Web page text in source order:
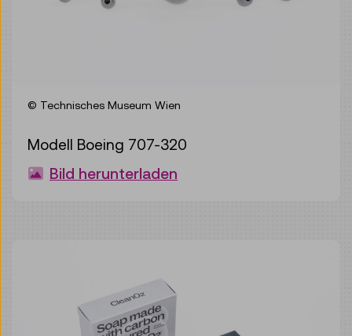
© Technisches Museum Wien
Modell Boeing 707-320
Bild herunterladen